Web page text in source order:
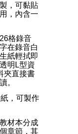
，可黏貼
，內含一
格錄音
在錄音白
紙輕拭即
明L型資
夾直接書
。
，可製作
材本分成
章節，其